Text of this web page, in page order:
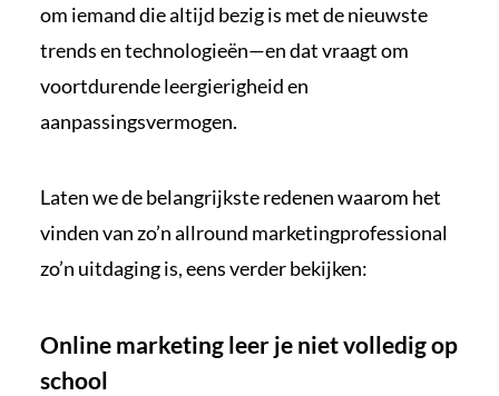
om iemand die altijd bezig is met de nieuwste
trends en technologieën—en dat vraagt om
voortdurende leergierigheid en
aanpassingsvermogen.
Laten we de belangrijkste redenen waarom het
vinden van zo’n allround marketingprofessional
zo’n uitdaging is, eens verder bekijken:
Online marketing leer je niet volledig op
school